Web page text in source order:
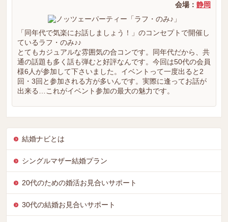
会場： 静岡
「同年代で気楽にお話しましょう！」のコンセプトで開催し
ているラフ・のみ♪♪
とてもカジュアルな雰囲気の合コンです。同年代だから、共
通の話題も多く話も弾むと好評なんです。今回は50代の会員
様6人が参加して下さいました。イベントって一度出ると2
回・3回と参加される方が多いんです。実際に逢ってお話が
出来る…これがイベント参加の最大の魅力です。
結婚ナビとは
シングルマザー結婚プラン
20代のための婚活お見合いサポート
30代の結婚お見合いサポート